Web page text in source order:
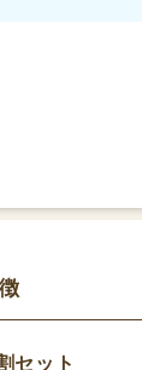
セット